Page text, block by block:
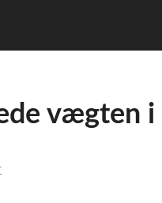
vægten i